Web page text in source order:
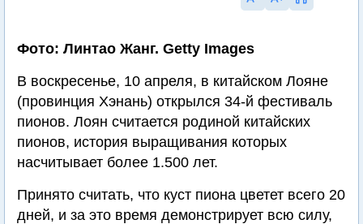
Фото: Линтао Жанг. Getty Images
В воскресенье, 10 апреля, в китайском Лояне
(провинция Хэнань) открылся 34-й фестиваль
пионов. Лоян считается родиной китайских
пионов, история выращивания которых
насчитывает более 1.500 лет.
Принято считать, что куст пиона цветет всего 20
дней, и за это время демонстрирует всю силу,